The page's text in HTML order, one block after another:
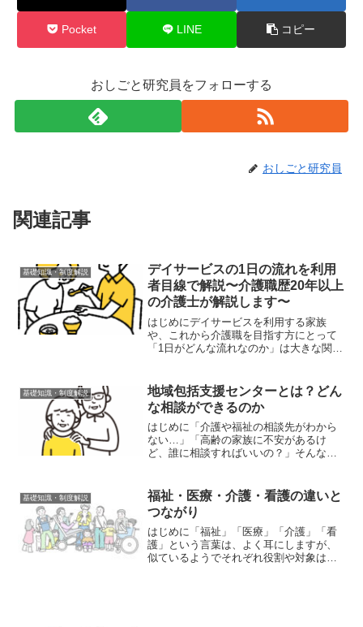
Pocket LINE コピー
おしごと研究員をフォローする
おしごと研究員
関連記事
基礎知識・制度解説
デイサービスの1日の流れを利用
者目線で解説〜介護職歴20年以上
の介護士が解説します〜
はじめにデイサービスを利用する家族
や、これから介護職を目指す方にとって
「1日がどんな流れなのか」は大きな関心
すく解説します。この記事では、介護職
歴20年以上の介護士が...
基礎知識・制度解説
地域包括支援センターとは？どん
な相談ができるのか
はじめに「介護や福祉の相談先がわから
ない…」「高齢の家族に不安があるけ
ど、誰に相談すればいいの？」そんなと
現役介護士が、現場経験をもとに地域包
括支援センターの役割...
基礎知識・制度解説
福祉・医療・介護・看護の違いと
つながり
はじめに「福祉」「医療」「介護」「看
護」という言葉は、よく耳にしますが、
似ているようでそれぞれ役割や対象は異